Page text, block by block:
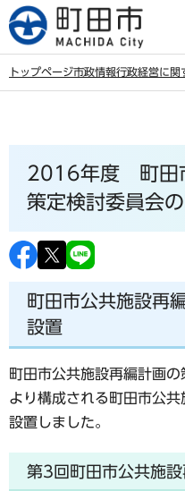
こ
の
トップページ市政情報行政経営に関
2016年度 町田
策定検討委員会
町田市公共施設再
設置
町田市公共施設再編計画
より構成される町田市公
設置しました。
第3回町田市公共施